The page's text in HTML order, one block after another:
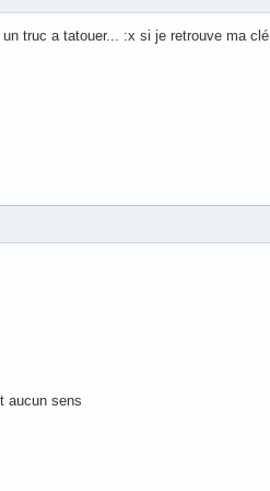
truc a tatouer... :x si je retrouve ma clé
aucun sens